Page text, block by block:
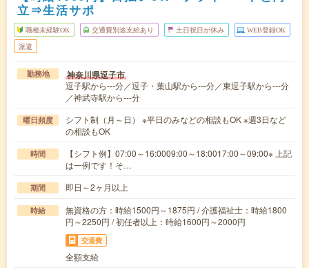
立⇒生活サポ
職種未経験OK 交通費別途支給あり 土日祝日が休み WEB登録OK
派遣
勤務地 神奈川県逗子市
逗子駅から---分／逗子・葉山駅から---分／東逗子駅から---分
／神武寺駅から---分
曜日頻度
シフト制（月～日） ※平日のみなどの相談もOK ※週3日など
の相談もOK
時間
【シフト例】07:00～16:0009:00～18:0017:00～09:00※ 上記
は一例です！そ…
期間 即日～2ヶ月以上
時給
無資格の方：時給1500円～1875円 / 介護福祉士：時給1800
円～2250円 / 初任者以上：時給1600円～2000円
交通費
全額支給